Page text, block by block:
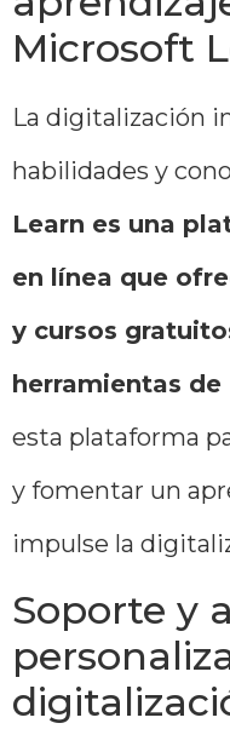
Microsoft
La digitalización
habilidades y
Learn es una
en línea que
y cursos
herramientas
esta plataforma
y fomentar un
impulse la
Soporte y